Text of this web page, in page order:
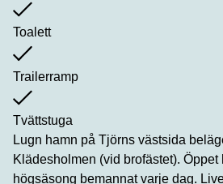
Toalett
Trailerramp
Tvättstuga
Lugn hamn på Tjörns västsida
Klädesholmen (vid brofästet). Öppet
högsäsong bemannat varje dag.